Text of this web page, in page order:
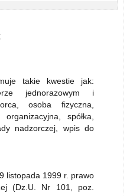
takie kwestie jak:
jednorazowym i
osoba fizyczna,
spółka,
nadzorczej, wpis do
listopada 1999 r. prawo
(Dz.U. Nr 101, poz.